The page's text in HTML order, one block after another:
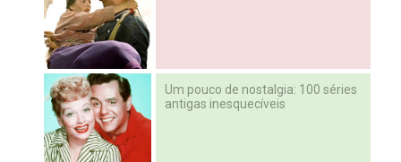
Um pouco de nostalgia: 100 séries
antigas inesquecíveis